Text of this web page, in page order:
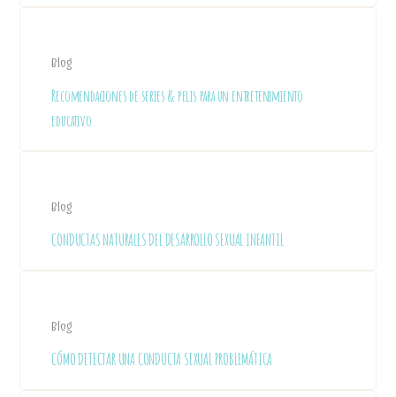
Blog
Recomendaciones de series & pelis para un entretenimiento
educativo.
Blog
CONDUCTAS NATURALES DEL DESARROLLO SEXUAL INFANTIL
Blog
CÓMO DETECTAR UNA CONDUCTA SEXUAL PROBLEMÁTICA